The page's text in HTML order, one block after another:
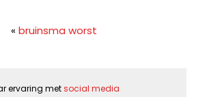
« bruinsma worst
ervaring metsocial media